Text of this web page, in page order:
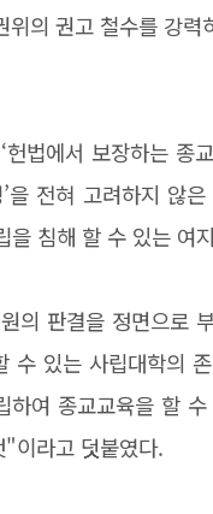
의 권고 철수를 강
법에서 보장하는 종
을 전혀 고려하지 않
을 침해 할 수 있는 여
의 판결을 정면으로
수 있는 사립대학의
하여 종교교육을 할
이라고 덧붙였다.